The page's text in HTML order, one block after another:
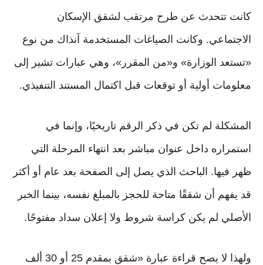
كانت تتحدث عن طرح مرتقب لشقق الإسكان
الاجتماعي. وكانت الصياغات المستخدمة آنذاك من نوع
«تستعد الوزارة» و«من المقرر»، وهي عبارات تشير إلى
معلومات أولية أو توقعات قبل اكتمال المستند التنفيذي.
المشكلة لم تكن في ذكر الرقم تاريخيًا، وإنما في
استمراره داخل عنوان مباشر بعد انتهاء المرحلة التي
ظهر فيها. الباحث الذي يصل إلى الصفحة بعد عام أو أكثر
قد يفهم أن شققًا متاحة للحجز بالمبلغ نفسه، بينما الخبر
الأصلي لم يكن كراسة شروط ولا إعلان سداد مفتوحًا.
ولهذا لا يصح قراءة عبارة «شقق بمقدم 25 أو 30 ألف